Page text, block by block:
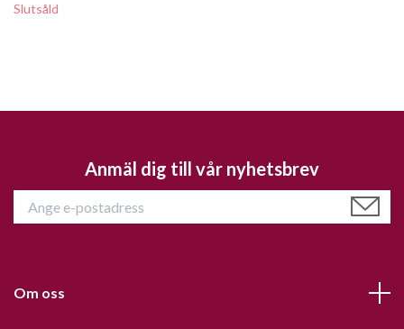
Slutsåld
Anmäl dig till vår nyhetsbrev
Om oss